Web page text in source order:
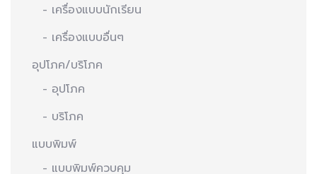
- เครื่องแบบนักเรียน
- เครื่องแบบอื่นๆ
อุปโภค/บริโภค
- อุปโภค
- บริโภค
แบบพิมพ์
- แบบพิมพ์ควบคุม